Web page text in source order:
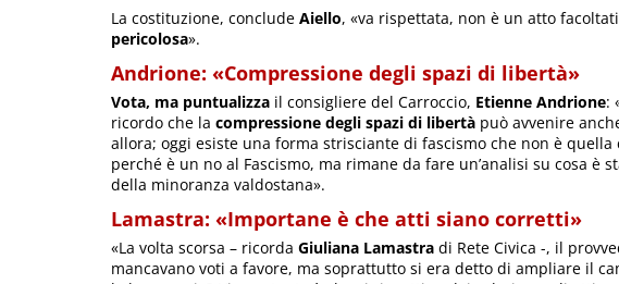
La costituzione, conclude Aiello, «va rispettata, non è un atto
pericolosa».
Andrione: «Compressione degli spazi di libertà»
Vota, ma puntualizza il consigliere del Carroccio, Etienne Andrione:
ricordo che la compressione degli spazi di libertà può avvenire
allora; oggi esiste una forma strisciante di fascismo che non è
perché è un no al Fascismo, ma rimane da fare un’analisi su cosa
della minoranza valdostana».
Lamastra: «Importane è che atti siano corretti»
«La volta scorsa – ricorda Giuliana Lamastra di Rete Civica -, il
mancavano voti a favore, ma soprattutto si era detto di ampliare il